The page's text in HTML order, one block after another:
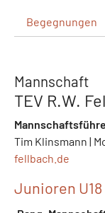
Begegnungen
Mannschaft
TEV R.W.
Tim Klinsmann |
fellbach.de
Junioren U18